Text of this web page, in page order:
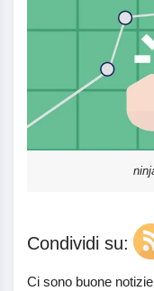
Condividi su:
Ci sono buone